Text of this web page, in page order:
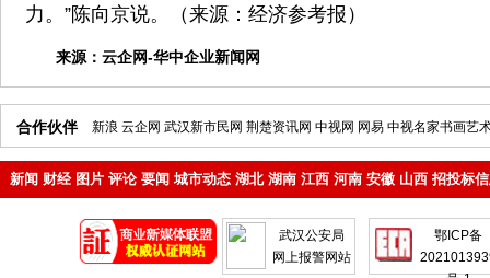
力。”陈向京说。（来源：经济参考报）
来源： 云企网-华中企业新闻网
合作伙伴 新浪 云企网 武汉新市民网 荆楚资讯网 中视网 网易 中视名家书画艺
新闻 财经 图片 评论 要闻 城市动态 湖北 湖南 江西 河南 安徽 山西 招投标
武汉公安局
网上报警网站
鄂ICP备